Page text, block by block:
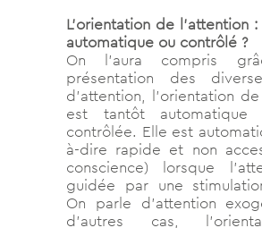
L’orientation de l’attention
automatique ou contrôlé ?
On l’aura compris
présentation des
d’attention, l’orientation
est tantôt
contrôlée. Elle est
à-dire rapide et non
conscience) lorsque
guidée par une
On parle d’attention
d’autres cas,